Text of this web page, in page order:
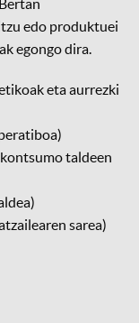
edo produktuei
egongo dira.
eta aurrezki
taldeen
sarea)